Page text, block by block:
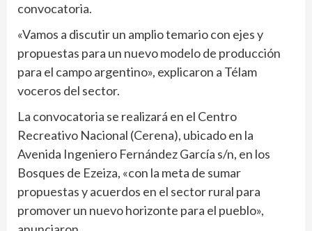
convocatoria.
«Vamos a discutir un amplio temario con ejes y
propuestas para un nuevo modelo de producción
para el campo argentino», explicaron a Télam
voceros del sector.
La convocatoria se realizará en el Centro
Recreativo Nacional (Cerena), ubicado en la
Avenida Ingeniero Fernández García s/n, en los
Bosques de Ezeiza, «con la meta de sumar
propuestas y acuerdos en el sector rural para
promover un nuevo horizonte para el pueblo»,